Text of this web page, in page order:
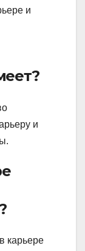
и
и
карьере